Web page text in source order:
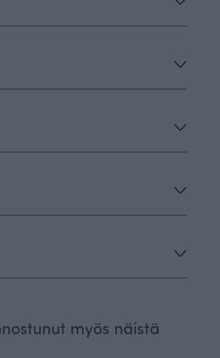
myös näistä